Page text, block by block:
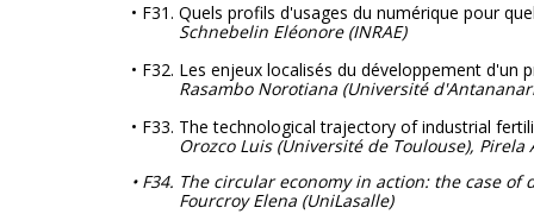
• F31. Quels profils d'usages du numérique pour
Schnebelin Eléonore (INRAE)
• F32. Les enjeux localisés du développement
Rasambo Norotiana (Université
• F33. The technological trajectory of industrial
Orozco Luis (Université de Toulouse), Pirela
• F34. The circular economy in action: the case of
Fourcroy Elena (UniLasalle)